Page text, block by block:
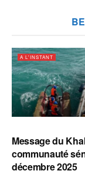
A L'INSTANT
A L'INSTANT
Message du
communauté
décembre 2025